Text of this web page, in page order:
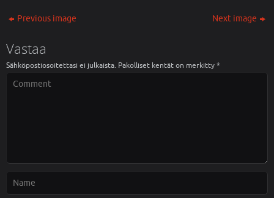
Previous image Next image
Vastaa
Sähköpostiosoitettasi ei julkaista. Pakolliset kentät on merkitty*